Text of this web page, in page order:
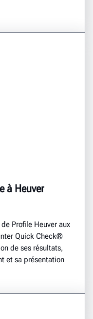
à Heuver
Profile Heuver aux
Quick Check®
de ses résultats,
et sa présentation